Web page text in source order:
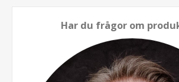
Har du frågor om